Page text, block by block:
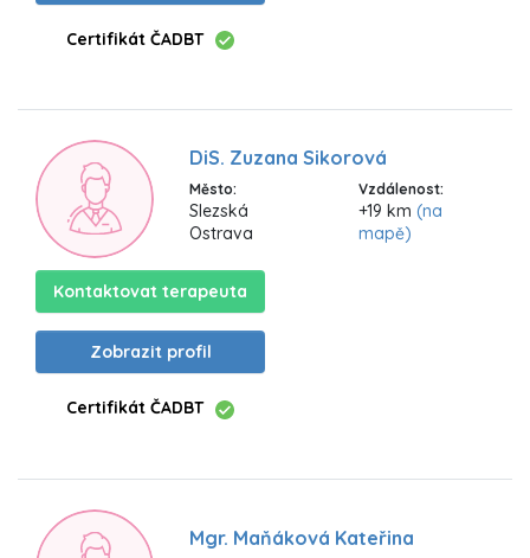
Certifikát ČADBT
DiS. Zuzana Sikorová
Město:
Slezská
Ostrava
Vzdálenost:
+19 km(na
mapě)
Kontaktovat terapeuta
Zobrazit profil
Certifikát ČADBT
Mgr. Maňáková Kateřina